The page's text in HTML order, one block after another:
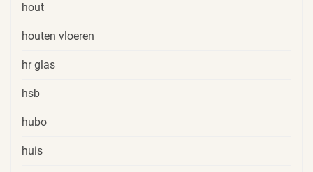
hout
houten vloeren
hr glas
hsb
hubo
huis